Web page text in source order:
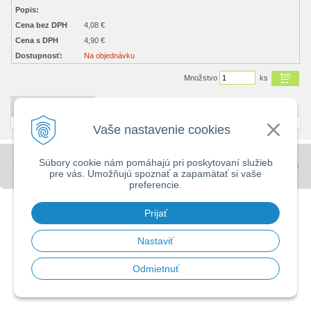
Vaše nastavenie cookies
Súbory cookie nám pomáhajú pri poskytovaní služieb
pre vás. Umožňujú spoznať a zapamätať si vaše
preferencie.
Prijať
Nastaviť
Odmietnuť
Popis:
Cena bez DPH
4,08 €
Cena s DPH
4,90 €
Dostupnosť:
Na objednávku
Množstvo ks
© 2026 Stavebniny - DUMA •tvorba eshopu cez UNIobchod,webhostingspoločnosti
WEBYGROUP